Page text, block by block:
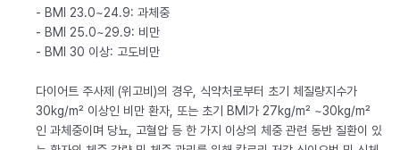
- BMI 23.0~24.9: 과체중
- BMI 25.0~29.9: 비만
- BMI 30 이상: 고도비만
다이어트 주사제 (위고비)의 경우, 식약처로부터 초기 체질량지수가
30kg/m² 이상인 비만 환자, 또는 초기 BMI가 27kg/m² ~30kg/m²
인 과체중이며 당뇨, 고혈압 등 한 가지 이상의 체중 관련 동반 질환이 있